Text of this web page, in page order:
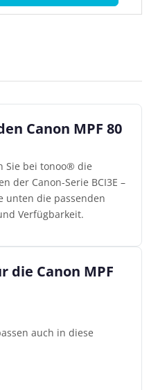
Canon MPF 80
Sie bei tonoo® die
der Canon-Serie BCI3E –
unten die passenden
Verfügbarkeit.
die Canon MPF
auch in diese